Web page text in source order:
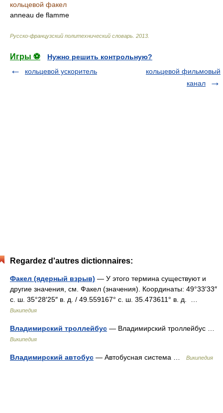
кольцевой факел
anneau de flamme
Русско-французский политехнический словарь 2013
Игры ⚽
Нужно решить контрольную?
кольцевой ускоритель
кольцевой фильмовый
канал
Regardez d'autres dictionnaires:
Факел (ядерный взрыв) — У этого термина существуют и
другие значения, см. Факел (значения). Координаты: 49°33′33″
с. ш. 35°28′25″ в. д. / 49.559167° с. ш. 35.473611° в. д. …
Википедия
Владимирский троллейбус — Владимирский троллейбус …
Википедия
Владимирский автобус — Автобусная система … Википедия